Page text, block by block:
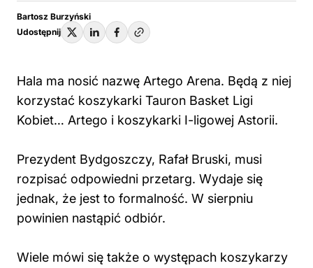
Bartosz Burzyński
Udostępnij
Hala ma nosić nazwę Artego Arena. Będą z niej
korzystać koszykarki Tauron Basket Ligi
Kobiet… Artego i koszykarki I-ligowej Astorii.
Prezydent Bydgoszczy, Rafał Bruski, musi
rozpisać odpowiedni przetarg. Wydaje się
jednak, że jest to formalność. W sierpniu
powinien nastąpić odbiór.
Wiele mówi się także o występach koszykarzy